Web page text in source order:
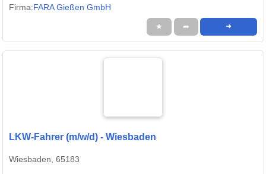
Firma:FARA Gießen GmbH
★ ➦ ➜
LKW-Fahrer (m/w/d) - Wiesbaden
Wiesbaden, 65183